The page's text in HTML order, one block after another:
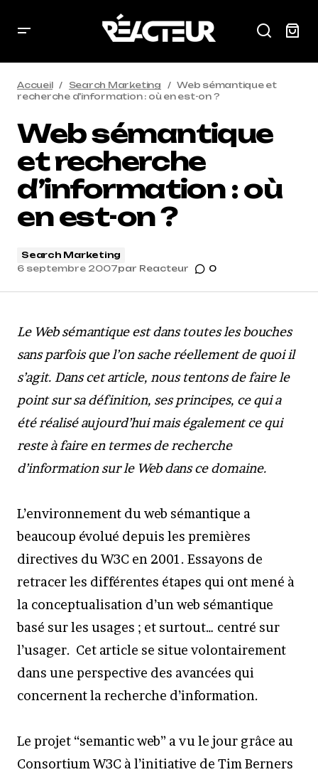
Accueil Search Marketing
Web sémantique et
recherche d’information : où en est-on ?
Web sémantique
et recherche
d’information : où
en est-on ?
Search Marketing
6 septembre 2007par Reacteur 0
Le Web sémantique est dans toutes les bouches
sans parfois que l’on sache réellement de quoi il
s’agit. Dans cet article, nous tentons de faire le
point sur sa définition, ses principes, ce qui a
été réalisé aujourd’hui mais également ce qui
reste à faire en termes de recherche
d’information sur le Web dans ce domaine.
L’environnement du web sémantique a
beaucoup évolué depuis les premières
directives du W3C en 2001. Essayons de
retracer les différentes étapes qui ont mené à
la conceptualisation d’un web sémantique
basé sur les usages ; et surtout… centré sur
l’usager. Cet article se situe volontairement
dans une perspective des avancées qui
concernent la recherche d’information.
Le projet “semantic web” a vu le jour grâce au
Consortium W3C à l’initiative de Tim Berners